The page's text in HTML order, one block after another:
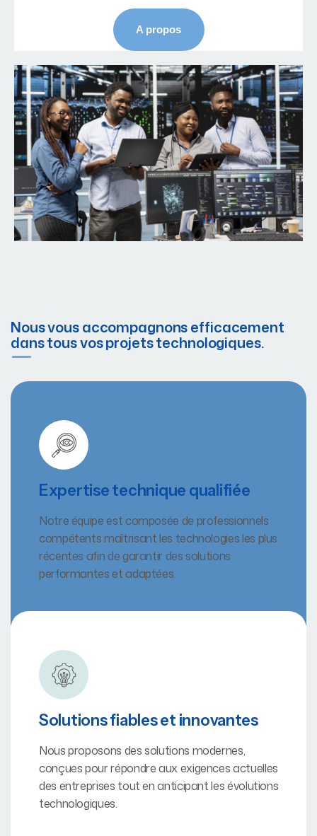
Nous vous accompagnons efficacement
dans tous vos projets technologiques.
Expertise technique qualifiée
Notre équipe est composée de professionnels
compétents maîtrisant les technologies les plus
récentes afin de garantir des solutions
performantes et adaptées.
Solutions fiables et innovantes
Nous proposons des solutions modernes,
conçues pour répondre aux exigences actuelles
des entreprises tout en anticipant les évolutions
technologiques.